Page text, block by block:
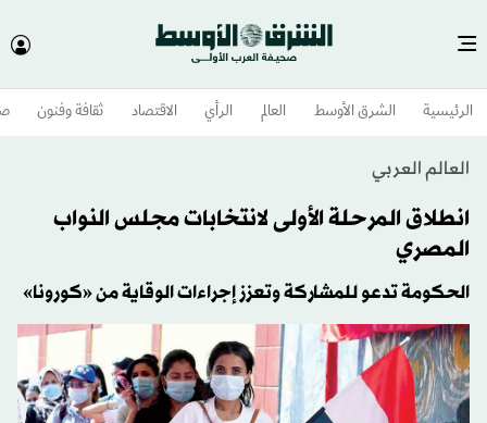
الرئيسية الشرق الأوسط​ العالم الرأي الاقتصاد ثقافة وفنون
العالم العربي
انطلاق المرحلة الأولى لانتخابات مجلس النواب
المصري
الحكومة تدعو للمشاركة وتعزز إجراءات الوقاية من «كورونا»